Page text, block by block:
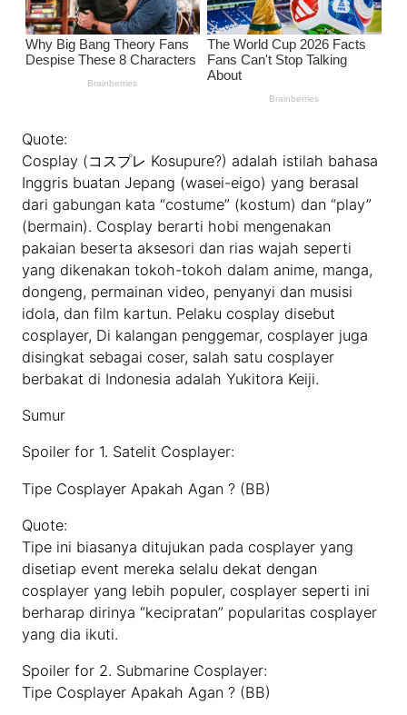
Quote:
Cosplay (コスプレ Kosupure?) adalah istilah bahasa
Inggris buatan Jepang (wasei-eigo) yang berasal
dari gabungan kata “costume” (kostum) dan “play”
(bermain). Cosplay berarti hobi mengenakan
pakaian beserta aksesori dan rias wajah seperti
yang dikenakan tokoh-tokoh dalam anime, manga,
dongeng, permainan video, penyanyi dan musisi
idola, dan film kartun. Pelaku cosplay disebut
cosplayer, Di kalangan penggemar, cosplayer juga
disingkat sebagai coser, salah satu cosplayer
berbakat di Indonesia adalah Yukitora Keiji.
Sumur
Spoiler for 1. Satelit Cosplayer:
Tipe Cosplayer Apakah Agan ? (BB)
Quote:
Tipe ini biasanya ditujukan pada cosplayer yang
disetiap event mereka selalu dekat dengan
cosplayer yang lebih populer, cosplayer seperti ini
berharap dirinya “kecipratan” popularitas cosplayer
yang dia ikuti.
Spoiler for 2. Submarine Cosplayer:
Tipe Cosplayer Apakah Agan ? (BB)